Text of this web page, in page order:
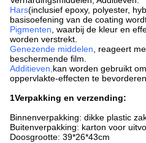
Hars(inclusief epoxy, polyester,
basisoefening van de coating
Pigmenten , waarbij de kleur en
worden verstrekt.
Genezende middelen , reageert
beschermende film.
Additieven kan worden gebruikt
oppervlakte-effecten te bevorderen.
1Verpakking en verzending:
Binnenverpakking: dikke plastic
Buitenverpakking: karton voor
Doosgrootte: 39*26*43cm